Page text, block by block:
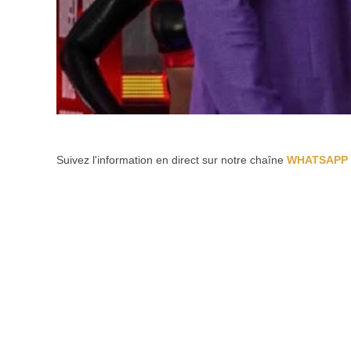
Suivez l'information en direct sur notre chaîne WHATSAPP